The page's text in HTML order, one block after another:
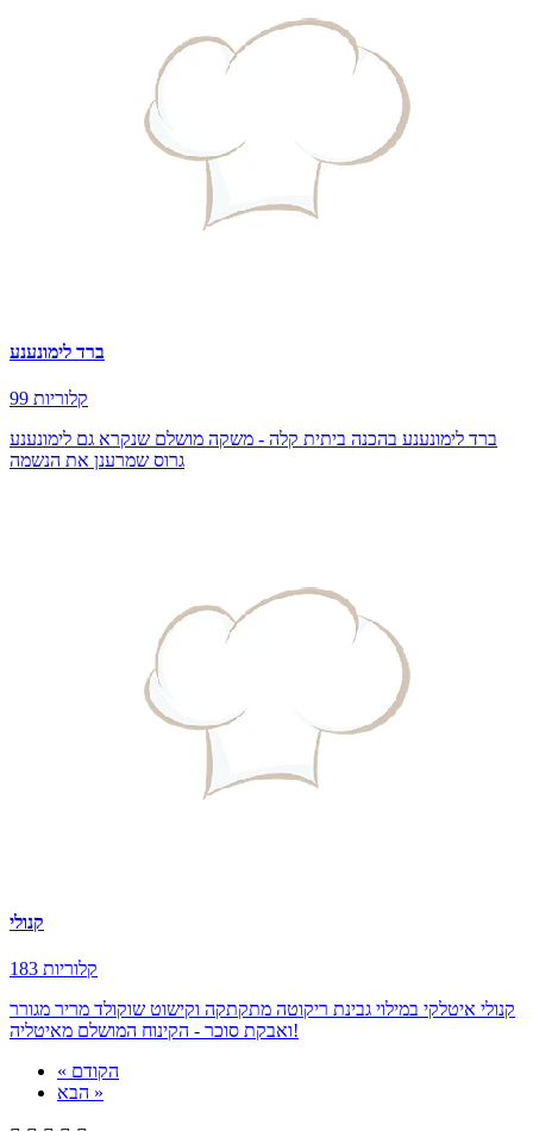
ברד לימונענע
99 קלוריות
ברד לימונענע בהכנה ביתית קלה - משקה מושלם שנקרא גם לימונענע
גרוס שמרענן את הנשמה
קנולי
183 קלוריות
קנולי איטלקי במילוי גבינת ריקוטה מתקתקה וקישוט שוקולד מריר מגורר
ואבקת סוכר - הקינוח המושלם מאיטליה!
« הקודם
הבא »